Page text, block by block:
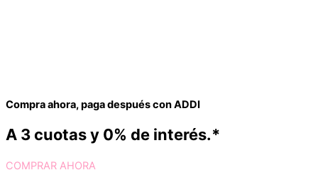
Compra ahora, paga después con ADDI
A 3 cuotas y 0% de interés.*
COMPRAR AHORA